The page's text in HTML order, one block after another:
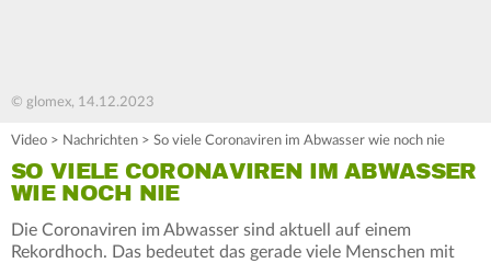
© glomex, 14.12.2023
Video > Nachrichten > So viele Coronaviren im Abwasser wie noch nie
SO VIELE CORONAVIREN IM ABWASSER
WIE NOCH NIE
Die Coronaviren im Abwasser sind aktuell auf einem
Rekordhoch. Das bedeutet das gerade viele Menschen mit